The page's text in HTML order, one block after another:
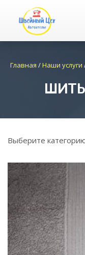
Главная /Наши услуги
Выберите